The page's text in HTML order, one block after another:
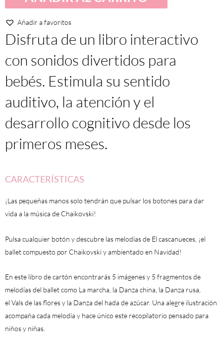
-
El
cascanueces
cantidad
Añadir a favoritos
Disfruta de un libro interactivo
con sonidos divertidos para
bebés. Estimula su sentido
auditivo, la atención y el
desarrollo cognitivo desde los
primeros meses.
CARACTERÍSTICAS
¡Las pequeñas manos solo tendrán que pulsar los botones para dar
vida a la música de Chaikovski!
Pulsa cualquier botón y descubre las melodías de El cascanueces , ¡el
ballet compuesto por Chaikovski y ambientado en Navidad!
En este libro de cartón encontrarás 5 imágenes y 5 fragmentos de
melodíasdel ballet como La marcha , la Danza china , la Danza rusa
el Vals de las floresy la Danza del hada de azúcar Una alegre ilustración
acompaña cada melodía y hace único este recopilatorio pensado para
niños y niñas.